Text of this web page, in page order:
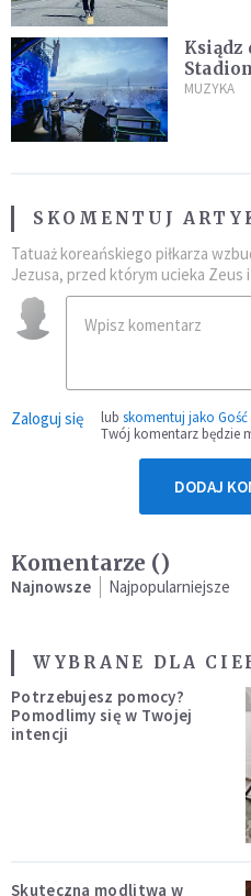
Ksiądz
MUZYKA
SKOMENTUJ
Tatuaż koreańskiego piłkarza
Jezusa, przed którym ucieka Zeus
Zaloguj się lub skomentuj jako Gość
Twój komentarz będzie
DODAJ
Komentarze ()
Najnowsze Najpopularniejsze
WYBRANE DLA
Potrzebujesz pomocy?
Pomodlimy się w Twojej
intencji
Skuteczna modlitwa w